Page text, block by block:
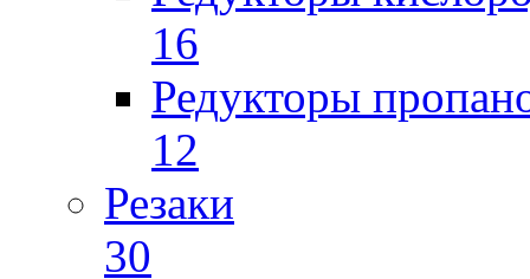
16
Редукторы
12
Резаки
30